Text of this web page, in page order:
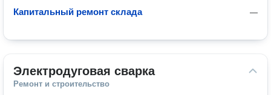
—
Капитальный ремонт склада
Электродуговая сварка
Ремонт и строительство